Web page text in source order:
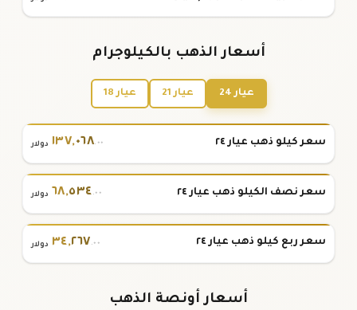
أسعار الذهب بالكيلوجرام
عيار 24 عيار 21 عيار 18
سعر كيلو ذهب عيار ٢٤ ١٣٧,٠٦٨.٠٠ دولار
سعر نصف الكيلو ذهب عيار ٢٤ ٦٨,٥٣٤.٠٠ دولار
سعر ربع كيلو ذهب عيار ٢٤ ٣٤,٢٦٧.٠٠ دولار
أسعار أونصة الذهب